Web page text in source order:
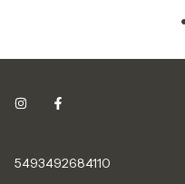
5493492684110